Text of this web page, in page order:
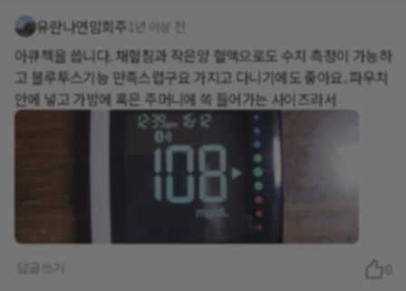
유란나연맘희주 1년 이상 전
아큐첵을 씁니다. 채혈침과 작은양 혈액으로도 수치 측정이 가능하
고 블루투스기능 만족스럽구요 가지고 다니기에도 좋아요. 파우치
안에 넣고 가방에 혹은 주머니에 쏙 들어가는 사이즈라서
답글쓰기